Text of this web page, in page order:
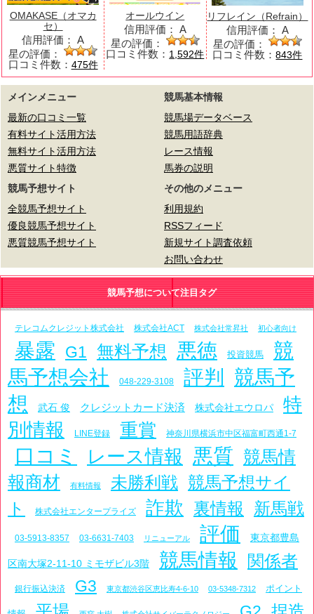
OMAKASE（オマカ
セ）
信用評価： A
星の評価：
口コミ件数： 475件
オールウイン
信用評価： A
星の評価：
口コミ件数： 1,592件
リフレイン（Refrain）
信用評価： A
星の評価：
口コミ件数：843件
メインメニュー
最新の口コミ一覧
有料サイト活用方法
無料サイト活用方法
悪質サイト特徴
競馬基本情報
競馬場データベース
競馬用語辞典
レース情報
馬券の説明
競馬予想サイト
全競馬予想サイト
優良競馬予想サイト
悪質競馬予想サイト
その他のメニュー
利用規約
RSSフィード
新規サイト調査依頼
お問い合わせ
競馬予想について注目タグ
テレコムクレジット株式会社 株式会社ACT 株式会社常昇社 初心者向け
暴露 G1 無料予想 悪徳 投資競馬
競
馬予想会社
048-229-3108 評判
競馬予
想
武石 俊 クレジットカード決済 株式会社エウロパ
特
別情報
LINE登録 重賞 神奈川県横浜市中区福富町西通1-7
口コミ レース情報 悪質 競馬情
報商材
有料情報 未勝利戦 競馬予想サイ
ト
株式会社エンタープライズ 詐欺 裏情報 新馬戦
03-5913-8357 03-6631-7403 リニューアル 評価 東京都豊島
区南大塚2-11-10 ミモザビル3階 競馬情報 関係者
銀行振込決済 G3 東京都渋谷区恵比寿4-6-10 03-5348-7312 ポイント